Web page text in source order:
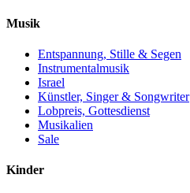
Musik
Entspannung, Stille & Segen
Instrumentalmusik
Israel
Künstler, Singer & Songwriter
Lobpreis, Gottesdienst
Musikalien
Sale
Kinder